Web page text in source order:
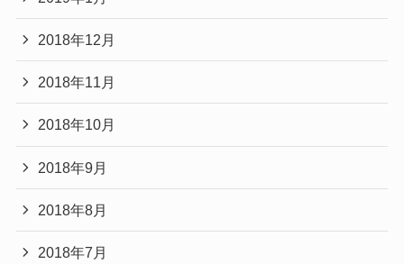
2018年12月
2018年11月
2018年10月
2018年9月
2018年8月
2018年7月